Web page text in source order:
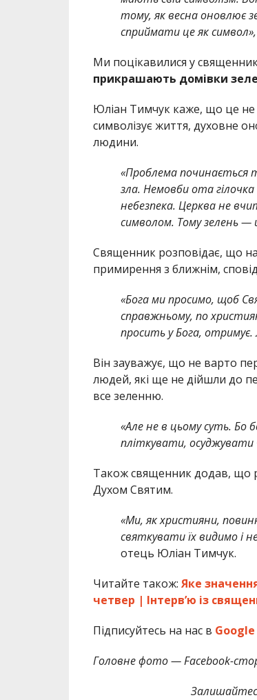
тому, як весна оновлює
сприймати це як символ»,
Ми поцікавилися у
прикрашають домівки
Юліан Тимчук каже, що це не
символізує життя, духовне
людини.
«Проблема починається
зла. Немовби ота
небезпека. Церква не
символом. Тому зелень —
Священник розповідає, що
примирення з ближнім,
«Бога ми просимо, щоб
справжньому, по
просить у Бога,
Він зауважує, що не варто
людей, які ще не дійшли до
все зеленню.
«Але не в цьому суть. Бо
пліткувати, осуджувати
Також священник додав, що
Духом Святим.
«Ми, як християни,
святкувати їх видимо і
отець Юліан Тимчук.
Читайте також: Яке
четвер | Інтервʼю із
Підписуйтесь на нас в
Головне фото — Facebook-